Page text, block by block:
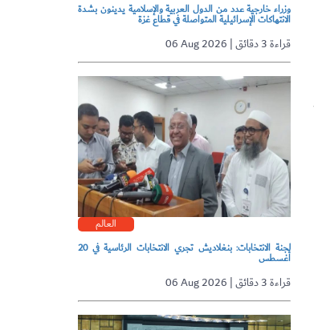
وزراء خارجية عدد من الدول العربية والإسلامية يدينون بشدة
الانتهاكات الإسرائيلية المتواصلة في قطاع غزة
06 Aug 2026 | قراءة 3 دقائق
العالم
لجنة الانتخابات: بنغلاديش تجري الانتخابات الرئاسية في 20
أغسطس
06 Aug 2026 | قراءة 3 دقائق